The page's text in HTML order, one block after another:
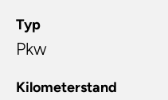
Typ
Pkw
Kilometerstand